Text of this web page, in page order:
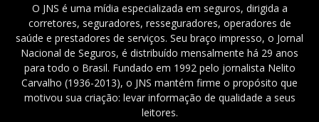
O JNS é uma mídia especializada em seguros, dirigida a
corretores, seguradores, resseguradores, operadores de
saúde e prestadores de serviços. Seu braço impresso, o Jornal
Nacional de Seguros, é distribuído mensalmente há 29 anos
para todo o Brasil. Fundado em 1992 pelo jornalista Nelito
Carvalho (1936-2013), o JNS mantém firme o propósito que
motivou sua criação: levar informação de qualidade a seus
leitores.